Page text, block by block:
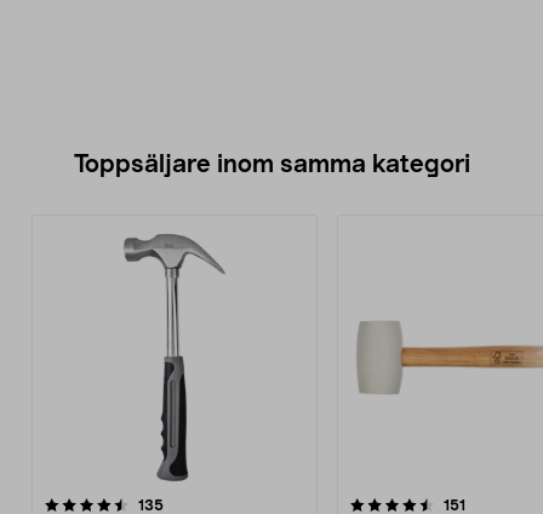
Toppsäljare inom samma kategori
135recensioner
4.5 av 5 stjärnor 151
4.5 av 5 stjärnor